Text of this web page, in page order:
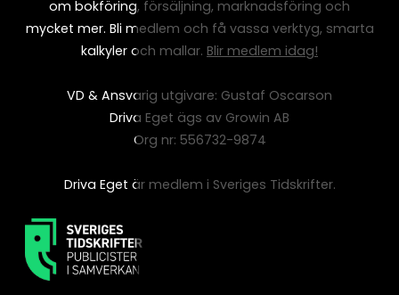
om bokföring, försäljning, marknadsföring och
mycket mer. Bli medlem och få vassa verktyg, smarta
kalkyler och mallar. Blir medlem idag!
VD & Ansvarig utgivare: Gustaf Oscarson
Driva Eget ägs av Growin AB
Org nr: 556732-9874
Driva Eget är medlem i Sveriges Tidskrifter.